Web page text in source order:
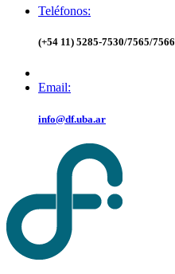
Teléfonos:
(+54 11) 5285-7530/7565/7566
Email:
info@df.uba.ar